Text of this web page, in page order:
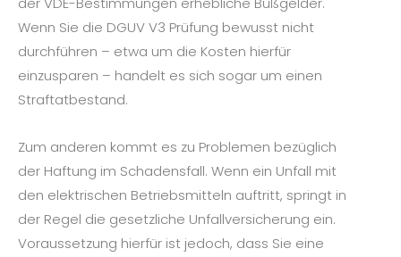
Wenn Sie die DGUV V3 Prüfung bewusst nicht
durchführen – etwa um die Kosten hierfür
einzusparen – handelt es sich sogar um einen
Straftatbestand.
Zum anderen kommt es zu Problemen bezüglich
der Haftung im Schadensfall. Wenn ein Unfall mit
den elektrischen Betriebsmitteln auftritt, springt in
der Regel die gesetzliche Unfallversicherung ein.
Voraussetzung hierfür ist jedoch, dass Sie eine